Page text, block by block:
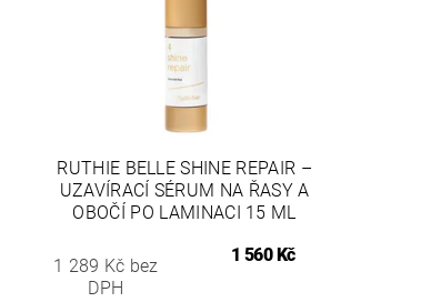
RUTHIE BELLE SHINE REPAIR –
UZAVÍRACÍ SÉRUM NA ŘASY A
OBOČÍ PO LAMINACI 15 ML
1 289 Kč bez
DPH
1 560 Kč